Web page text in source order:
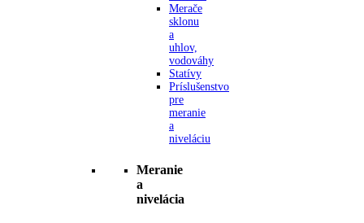
Merače
sklonu
a
uhlov,
vodováhy
Statívy
Príslušenstvo
pre
meranie
a
niveláciu
Meranie
a
nivelácia